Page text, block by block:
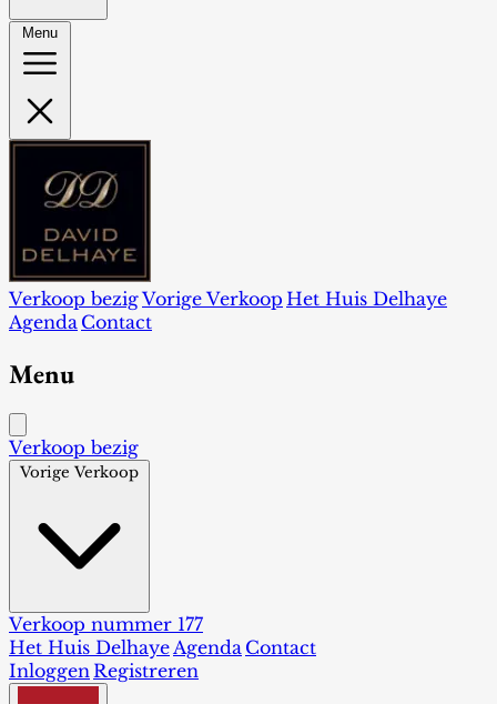
Menu
Verkoop bezigVorige Verkoop Het Huis Delhaye
Agenda Contact
Menu
Verkoop bezig
Vorige Verkoop
Verkoop nummer 177
Het Huis DelhayeAgenda Contact
InloggenRegistreren